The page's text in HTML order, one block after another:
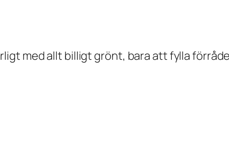
med allt billigt grönt, bara att fylla